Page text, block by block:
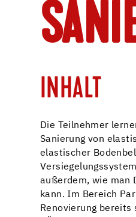
INHALT
Die Teilnehmer
Sanierung von
elastischer
außerdem, wie man
kann. Im Bereich
Renovierung bereits